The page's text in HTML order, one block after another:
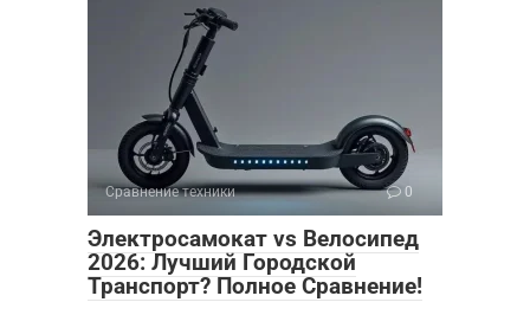
Сравнение техники 0
Электросамокат vs Велосипед
2026: Лучший Городской
Транспорт? Полное Сравнение!